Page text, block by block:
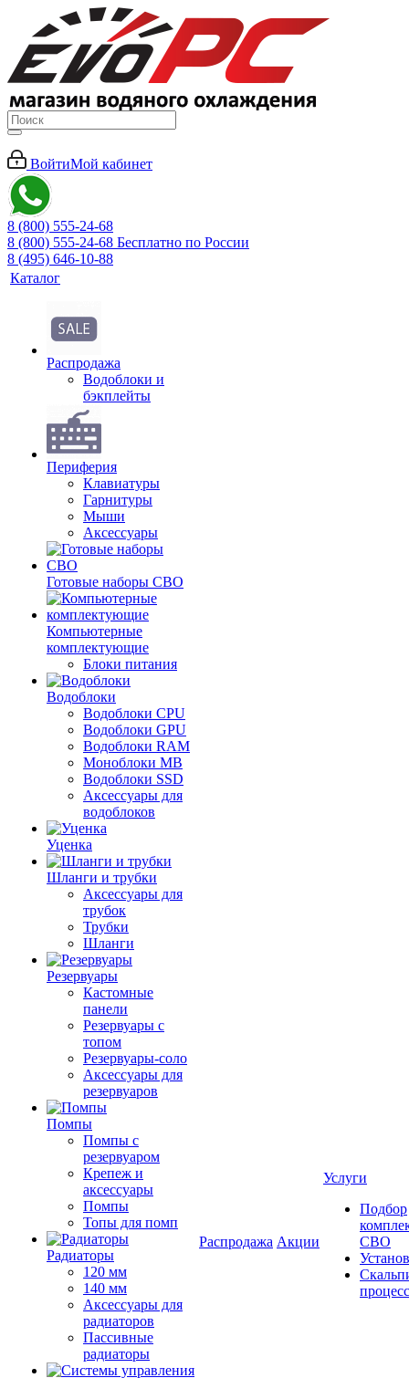
ВойтиМой кабинет
8 (800) 555-24-68
8 (800) 555-24-68 Бесплатно по России
8 (495) 646-10-88
Каталог
Распродажа
Водоблоки и
бэкплейты
Периферия
Клавиатуры
Гарнитуры
Мыши
Аксессуары
Готовые наборы СВО
Компьютерные
комплектующие
Блоки питания
Водоблоки
Водоблоки CPU
Водоблоки GPU
Водоблоки RAM
Моноблоки MB
Водоблоки SSD
Аксессуары для
водоблоков
Уценка
Шланги и трубки
Аксессуары для
трубок
Трубки
Шланги
Резервуары
Кастомные
панели
Резервуары с
топом
Резервуары-соло
Аксессуары для
резервуаров
Помпы
Помпы с
резервуаром
Крепеж и
аксессуары
Помпы
Топы для помп
Радиаторы
120 мм
140 мм
Аксессуары для
радиаторов
Пассивные
радиаторы
Распродажа Акции
Услуги
Подбор
СВО